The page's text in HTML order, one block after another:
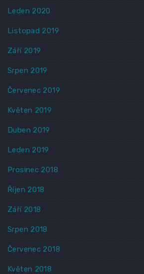
Leden 2020
Listopad 2019
Září 2019
Srpen 2019
Červenec 2019
Květen 2019
Duben 2019
Leden 2019
Prosinec 2018
Říjen 2018
Září 2018
Srpen 2018
Červenec 2018
Květen 2018